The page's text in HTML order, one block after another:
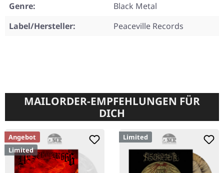
Genre:
Black Metal
Label/Hersteller:
Peaceville Records
MAILORDER-EMPFEHLUNGEN FÜR
DICH
Angebot
Limited
Limited